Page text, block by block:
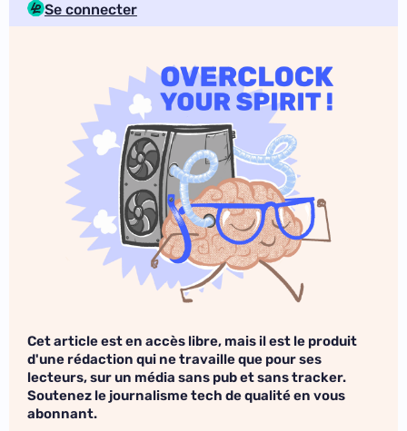
Se connecter
Cet article est en accès libre, mais il est le produit
d'une rédaction qui ne travaille que pour ses
lecteurs, sur un média sans pub et sans tracker.
Soutenez le journalisme tech de qualité en vous
abonnant.